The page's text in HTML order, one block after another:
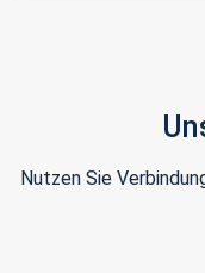
Nutzen Sie